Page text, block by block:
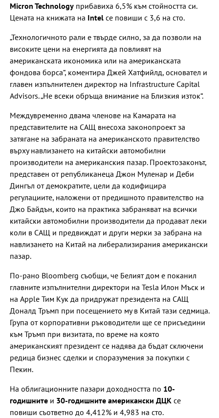
Micron Technology прибавиха 6,5% към стойността си.
Цената на книжата на Intel се повиши с 3,6 на сто.
„Технологичното рали е твърде силно, за да позволи на
високите цени на енергията да повлияят на
американската икономика или на американската
фондова борса“, коментира Джей Хатфийлд, основател и
главен изпълнителен директор на Infrastructure Capital
Advisors. „Не всеки обръща внимание на Близкия изток“.
Междувременно двама членове на Камарата на
представителите на САЩ внесоха законопроект за
затягане на забраната на американското правителство
върху навлизането на китайски автомобилни
производители на американския пазар. Проектозаконът,
представен от републиканеца Джон Муленар и Деби
Дингъл от демократите, цели да кодифицира
регулациите, наложени от предишното правителство на
Джо Байдън, които на практика забраняват на всички
китайски автомобилни производители да продават леки
коли в САЩ и предвиждат и други мерки за забрана на
навлизането на Китай на либерализирания американски
пазар.
По-рано Bloomberg съобщи, че Белият дом е поканил
главните изпълнителни директори на Tesla Илон Мъск и
на Apple Тим Кук да придружат президента на САЩ
Доналд Тръмп при посещението му в Китай тази седмица.
Група от корпоративни ръководители ще се присъедини
към Тръмп при визитата, по време на която
американският президент се надява да бъдат сключени
редица бизнес сделки и споразумения за покупки с
Пекин.
На облигационните пазари доходността по 10-
годишните и 30-годишните американски ДЦК се
повиши съответно до 4,412% и 4,983 на сто.